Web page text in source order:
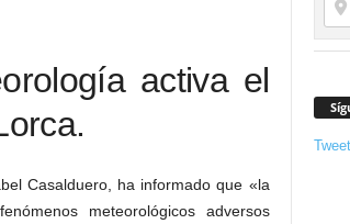
activa el
Casalduero, ha informado que «la
meteorológicos adversos